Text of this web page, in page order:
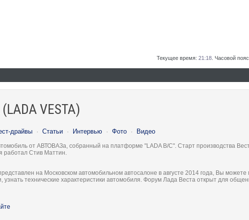
Текущее время: 21:18 . Часовой
VESTA)
драйвы · Статьи · Интервью · Фото · Видео
от АВТОВАЗа, собранный на платформе "LADA B/C". Старт производства
работал Стив Маттин.
на Московском автомобильном автосалоне в августе 2014 года, Вы
узнать технические характеристики автомобиля. Форум Лада Веста открыт для